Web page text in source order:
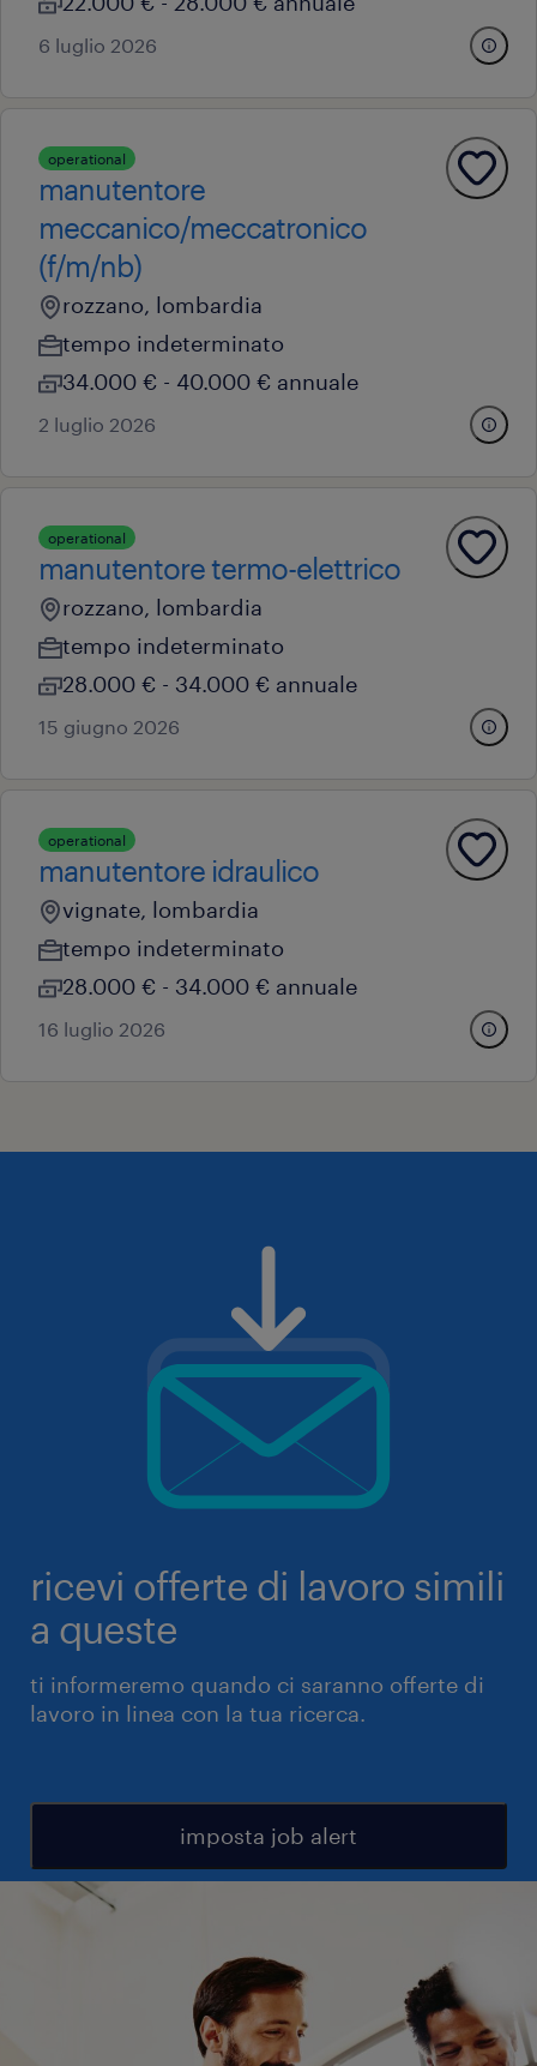
6 luglio 2026
operational
manutentore
meccanico/meccatronico
(f/m/nb)
rozzano, lombardia
tempo indeterminato
34.000 € - 40.000 € annuale
2 luglio 2026
operational
manutentore termo-elettrico
rozzano, lombardia
tempo indeterminato
28.000 € - 34.000 € annuale
15 giugno 2026
operational
manutentore idraulico
vignate, lombardia
tempo indeterminato
28.000 € - 34.000 € annuale
16 luglio 2026
ricevi offerte di lavoro simili
a queste
ti informeremo quando ci saranno offerte di
lavoro in linea con la tua ricerca.
imposta job alert